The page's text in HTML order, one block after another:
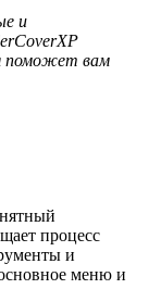
и
поможет вам
процесс
и
меню и